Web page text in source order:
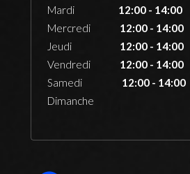
Mardi
12:00 - 14:00
Mercredi
12:00 - 14:00
Jeudi12:00 - 14:00
Vendredi
12:00 -
Samedi12:00 - 14:00
Dimanche